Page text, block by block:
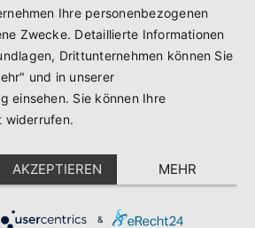
Ihre personenbezogenen
Zwecke. Detaillierte Informationen
Drittunternehmen können Sie
und in unserer
einsehen. Sie können Ihre
widerrufen.
AKZEPTIEREN MEHR
&